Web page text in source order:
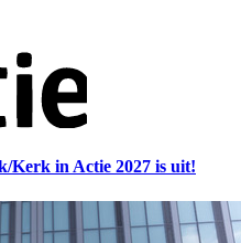
Kerk in Actie 2027 is uit!